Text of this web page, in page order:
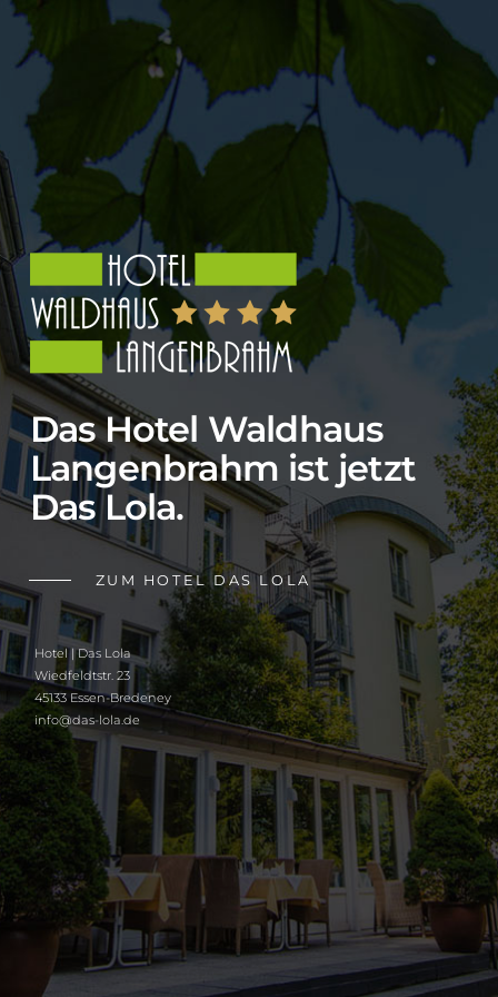
Das Hotel Waldhaus
Langenbrahm ist jetzt
Das Lola.
ZUM HOTEL DAS LOLA
Hotel | Das Lola
Wiedfeldtstr. 23
45133 Essen-Bredeney
info@das-lola.de